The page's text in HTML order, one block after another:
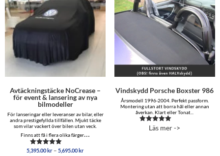
Avtäckningstäcke NoCrease –
för event & lansering av nya
bilmodeller
För lanseringar eller leveranser av bilar, eller
andra prestigefyllda tillfällen. Mjukt täcke
som vilar vackert över bilen utan veck.
Finns att få i flera olika färger…
Betygsatt
5,395.00 kr – 5,695.00 krPrisintervall:
Vindskydd Porsche Boxster 986
Årsmodell 1996-2004. Perfekt passform.
Montering utan att borra hål eller annan
åverkan. Klart eller Tonat...
Betygsatt
Läs mer ->